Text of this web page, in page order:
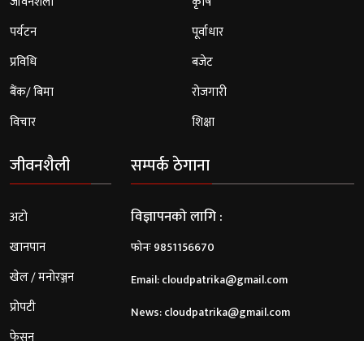
पर्यटन
प्रविधि
बैंक/ बिमा
विचार
पूर्वाधार
बजेट
रोजगारी
शिक्षा
जीवनशैली
अटो
खानपान
खेल / मनोरञ्जन
प्रोपटी
सम्पर्क ठेगाना
विज्ञापनको लागि :
फोनः 9851156670
Email:cloudpatrika@gmail.com
News:cloudpatrika@gmail.com